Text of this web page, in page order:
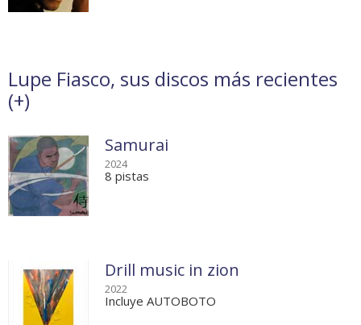
Lupe Fiasco, sus discos más recientes
(+)
Samurai
2024
8 pistas
Drill music in zion
2022
Incluye AUTOBOTO